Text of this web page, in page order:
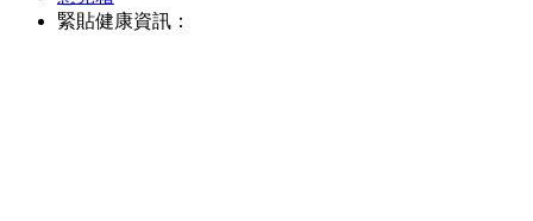
緊貼健康資訊：